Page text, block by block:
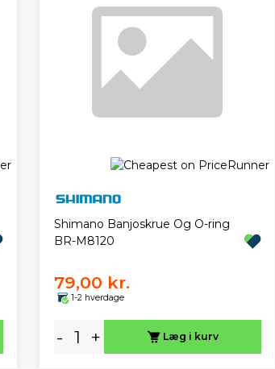
Shimano Banjoskrue Og O-ring
BR-M8120
79,00 kr.
1-2 hverdage
- + Læg i kurv